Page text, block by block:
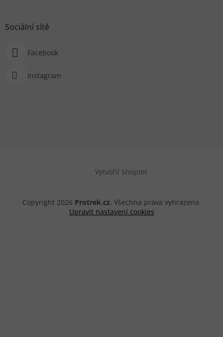
Sociální sítě
Facebook
Instagram
Vytvořil Shoptet
Copyright 2026 Protrek.cz. Všechna práva vyhrazena.
Upravit nastavení cookies